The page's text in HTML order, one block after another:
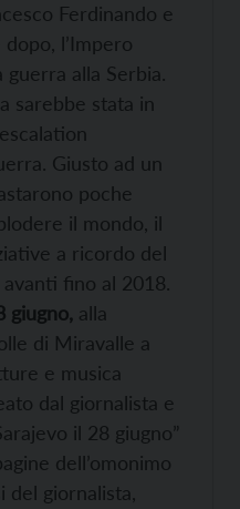
Ferdinando e
l’Impero
alla Serbia.
sarebbe stata in
Giusto ad un
poche
il mondo, il
a ricordo del
fino al 2018.
giugno, alla
di Miravalle a
e musica
dal giornalista e
il 28 giugno”
dell’omonimo
giornalista,